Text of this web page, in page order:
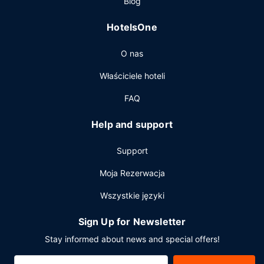
HotelsOne
O nas
Właściciele hoteli
FAQ
Help and support
Support
Moja Rezerwacja
Wszystkie języki
Sign Up for Newsletter
Stay informed about news and special offers!